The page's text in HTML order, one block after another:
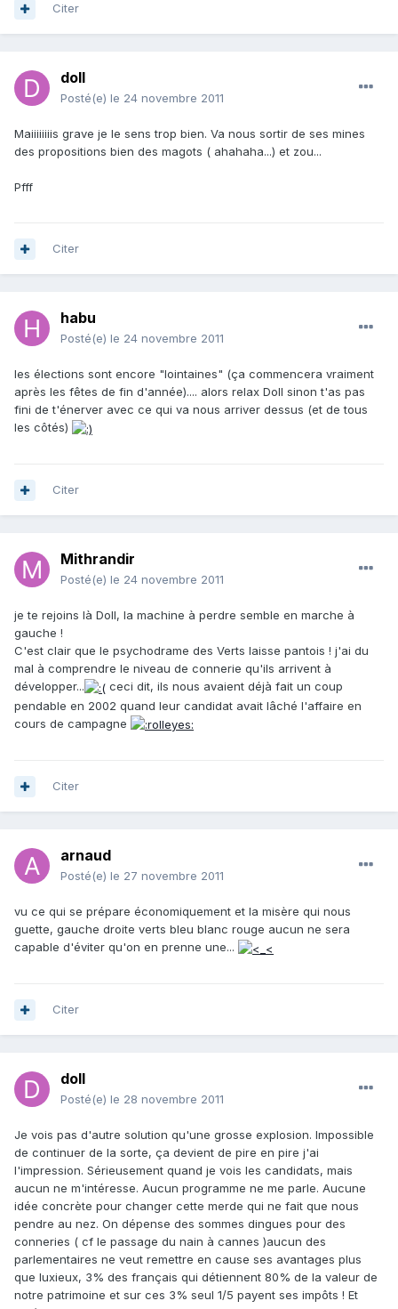
Citer
doll
Posté(e) le 24 novembre 2011
Maiiiiiiiis grave je le sens trop bien. Va nous sortir de ses mines
des propositions bien des magots ( ahahaha...) et zou...
Pfff
Citer
habu
Posté(e) le 24 novembre 2011
les élections sont encore "lointaines" (ça commencera vraiment
après les fêtes de fin d'année).... alors relax Doll sinon t'as pas
fini de t'énerver avec ce qui va nous arriver dessus (et de tous
les côtés)
Citer
Mithrandir
Posté(e) le 24 novembre 2011
je te rejoins là Doll, la machine à perdre semble en marche à
gauche !
C'est clair que le psychodrame des Verts laisse pantois ! j'ai du
mal à comprendre le niveau de connerie qu'ils arrivent à
développer...
ceci dit, ils nous avaient déjà fait un coup
pendable en 2002 quand leur candidat avait lâché l'affaire en
cours de campagne
Citer
arnaud
Posté(e) le 27 novembre 2011
vu ce qui se prépare économiquement et la misère qui nous
guette, gauche droite verts bleu blanc rouge aucun ne sera
capable d'éviter qu'on en prenne une...
Citer
doll
Posté(e) le 28 novembre 2011
Je vois pas d'autre solution qu'une grosse explosion. Impossible
de continuer de la sorte, ça devient de pire en pire j'ai
l'impression. Sérieusement quand je vois les candidats, mais
aucun ne m'intéresse. Aucun programme ne me parle. Aucune
idée concrète pour changer cette merde qui ne fait que nous
pendre au nez. On dépense des sommes dingues pour des
conneries ( cf le passage du nain à cannes )aucun des
parlementaires ne veut remettre en cause ses avantages plus
que luxieux, 3% des français qui détiennent 80% de la valeur de
notre patrimoine et sur ces 3% seul 1/5 payent ses impôts ! Et